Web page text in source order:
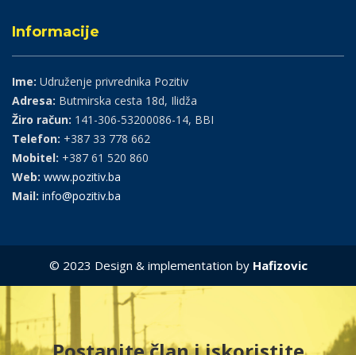
Informacije
Ime: Udruženje privrednika Pozitiv
Adresa: Butmirska cesta 18d, Ilidža
Žiro račun: 141-306-53200086-14, BBI
Telefon: +387 33 778 662
Mobitel: +387 61 520 860
Web: www.pozitiv.ba
Mail: info@pozitiv.ba
© 2023 Design & implementation by Hafizovic